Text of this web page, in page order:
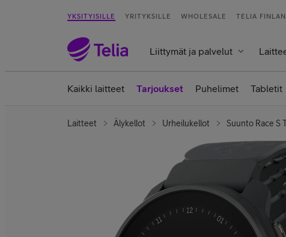
YKSITYISILLE YRITYKSILLE WHOLESALE TELIA
Liittymät ja palvelut
Kaikki laitteet Tarjoukset Puhelimet Tabletit
Laitteet Älykellot Urheilukellot Suunto Race S